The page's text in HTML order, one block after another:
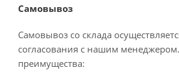
Самовывоз
Самовывоз со склада
согласования с нашим
преимущества: